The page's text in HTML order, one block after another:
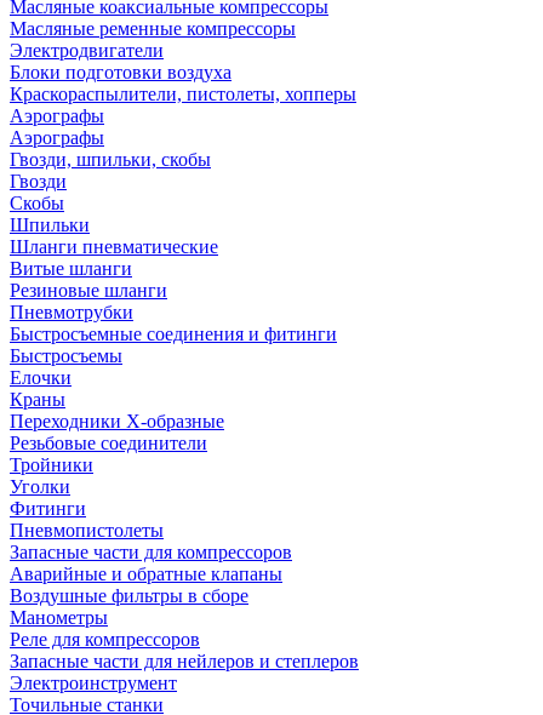
Масляные коаксиальные компрессоры
Масляные ременные компрессоры
Электродвигатели
Блоки подготовки воздуха
Краскораспылители, пистолеты, хопперы
Аэрографы
Аэрографы
Гвозди, шпильки, скобы
Гвозди
Скобы
Шпильки
Шланги пневматические
Витые шланги
Резиновые шланги
Пневмотрубки
Быстросъемные соединения и фитинги
Быстросъемы
Елочки
Краны
Переходники Х-образные
Резьбовые соединители
Тройники
Уголки
Фитинги
Пневмопистолеты
Запасные части для компрессоров
Аварийные и обратные клапаны
Воздушные фильтры в сборе
Манометры
Реле для компрессоров
Запасные части для нейлеров и степлеров
Электроинструмент
Точильные станки